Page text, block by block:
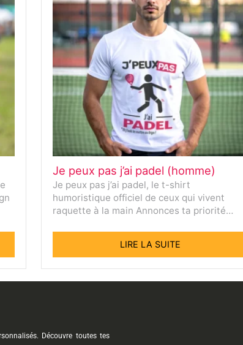
Je peux pas j’ai padel (homme)
Je peux pas j’ai padel, le t-shirt
humoristique officiel de ceux qui vivent
raquette à la main Annonces ta priorité…
LIRE LA SUITE
Découvre toutes tes